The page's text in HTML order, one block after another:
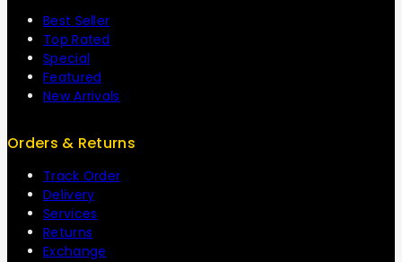
Best Seller
Top Rated
Special
Featured
New Arrivals
Orders & Returns
Track Order
Delivery
Services
Returns
Exchange